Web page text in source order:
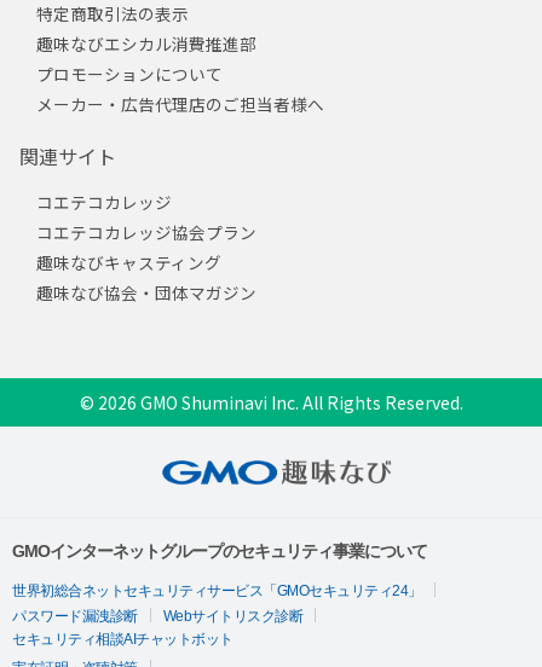
特定商取引法の表示
趣味なびエシカル消費推進部
プロモーションについて
メーカー・広告代理店のご担当者様へ
関連サイト
コエテコカレッジ
コエテコカレッジ協会プラン
趣味なびキャスティング
趣味なび協会・団体マガジン
© 2026 GMO Shuminavi Inc. All Rights Reserved.